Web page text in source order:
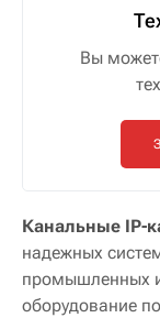
Вы
Канальные IP-
надежных
промышленных
оборудование